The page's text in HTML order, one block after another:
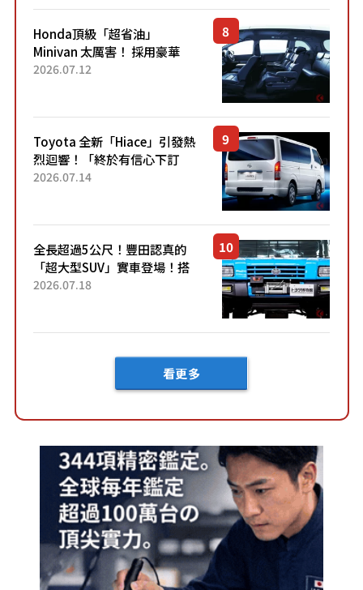
Honda頂級「超省油」
Minivan 太厲害！ 採用豪華
「真皮座椅」與專屬「黑色內
「三...
2026.07.12
Toyota 全新「Hiace」引發熱
烈迴響！「終於有信心下訂
了！」「哪個等級交車最
車？...
2026.07.14
全長超過5公尺！豐田認真的
「超大型SUV」實車登場！搭
載後輪也會轉向的「四輪轉
「Mega C...
2026.07.18
看更多